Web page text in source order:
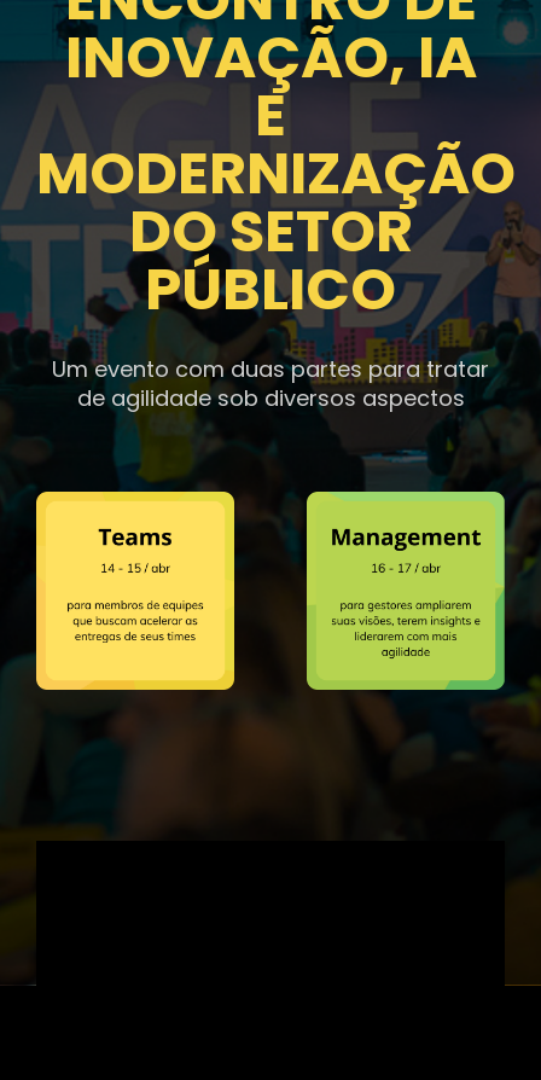
INOVAÇÃO, IA
E
MODERNIZAÇÃO
DO SETOR
PÚBLICO
Um evento com duas partes para tratar
de agilidade sob diversos aspectos